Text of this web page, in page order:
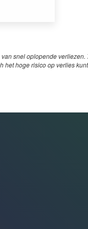
snel oplopende
het hoge risico op verlies